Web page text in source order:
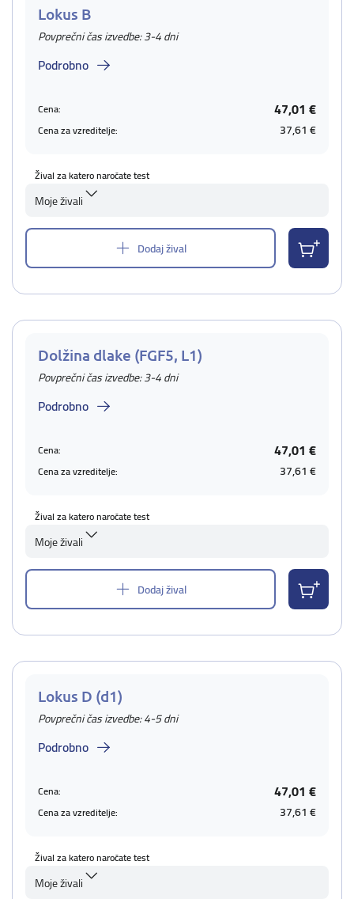
Lokus B
Povprečni čas izvedbe: 3-4 dni
Podrobno
Cena: 47,01 €
Cena za vzreditelje: 37,61 €
Žival za katero naročate test
Moje živali
Dodaj žival
Dolžina dlake (FGF5, L1)
Povprečni čas izvedbe: 3-4 dni
Podrobno
Cena: 47,01 €
Cena za vzreditelje: 37,61 €
Žival za katero naročate test
Moje živali
Dodaj žival
Lokus D (d1)
Povprečni čas izvedbe: 4-5 dni
Podrobno
Cena: 47,01 €
Cena za vzreditelje: 37,61 €
Žival za katero naročate test
Moje živali